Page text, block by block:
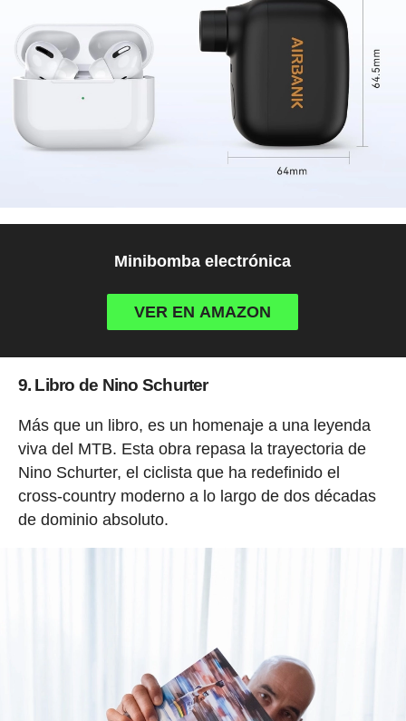
Minibomba electrónica
VER EN AMAZON
9. Libro de Nino Schurter
Más que un libro, es un homenaje a una leyenda
viva del MTB. Esta obra repasa la trayectoria de
Nino Schurter, el ciclista que ha redefinido el
cross-country moderno a lo largo de dos décadas
de dominio absoluto.